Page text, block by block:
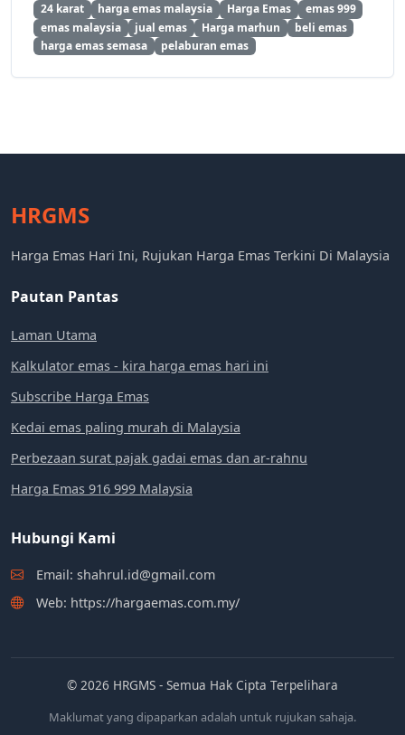
24 karat
harga emas malaysia Harga Emas
emas 999
emas malaysia
jual emas Harga marhun
beli emas
harga emas semasa
pelaburan emas
HRGMS
Harga Emas Hari Ini, Rujukan Harga Emas Terkini Di Malaysia
Pautan Pantas
Laman Utama
Kalkulator emas - kira harga emas hari ini
Subscribe Harga Emas
Kedai emas paling murah di Malaysia
Perbezaan surat pajak gadai emas dan ar-rahnu
Harga Emas 916 999 Malaysia
Hubungi Kami
Email: shahrul.id@gmail.com
Web: https://hargaemas.com.my/
© 2026 HRGMS - Semua Hak Cipta Terpelihara
Maklumat yang dipaparkan adalah untuk rujukan sahaja.